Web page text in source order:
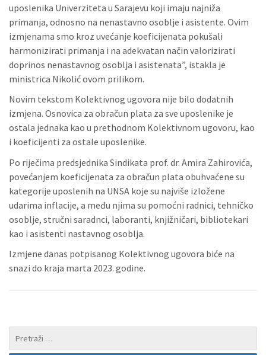
uposlenika Univerziteta u Sarajevu koji imaju najniža
primanja, odnosno na nenastavno osoblje i asistente. Ovim
izmjenama smo kroz uvećanje koeficijenata pokušali
harmonizirati primanja i na adekvatan način valorizirati
doprinos nenastavnog osoblja i asistenata”, istakla je
ministrica Nikolić ovom prilikom.
Novim tekstom Kolektivnog ugovora nije bilo dodatnih
izmjena. Osnovica za obračun plata za sve uposlenike je
ostala jednaka kao u prethodnom Kolektivnom ugovoru, kao
i koeficijenti za ostale uposlenike.
Po riječima predsjednika Sindikata prof. dr. Amira Zahirovića,
povećanjem koeficijenata za obračun plata obuhvaćene su
kategorije uposlenih na UNSA koje su najviše izložene
udarima inflacije, a među njima su pomoćni radnici, tehničko
osoblje, stručni saradnci, laboranti, knjižničari, bibliotekari
kao i asistenti nastavnog osoblja.
Izmjene danas potpisanog Kolektivnog ugovora biće na
snazi do kraja marta 2023. godine.